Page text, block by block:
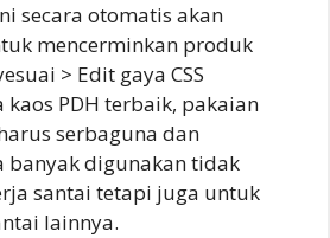
secara otomatis akan
mencerminkan produk
> Edit gaya CSS
PDH terbaik, pakaian
serbaguna dan
banyak digunakan tidak
santai tetapi juga untuk
lainnya.